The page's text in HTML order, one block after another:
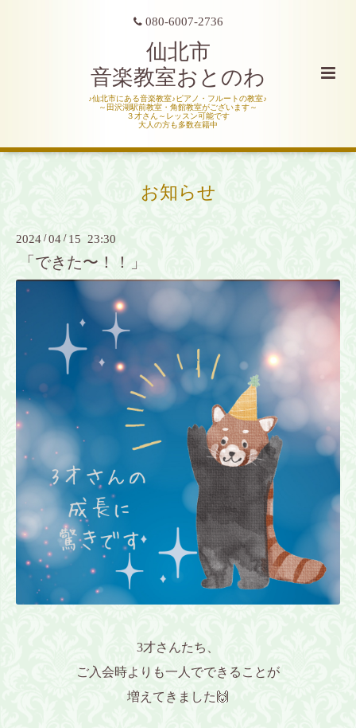
080-6007-2736
仙北市
音楽教室おとのわ
♪仙北市にある音楽教室♪ピアノ・フルートの教室♪
～田沢湖駅前教室・角館教室がございます～
３才さん～レッスン可能です
大人の方も多数在籍中
お知らせ
2024 /04 / 15 23:30
「できた〜！！」
3才さんたち、
ご入会時よりも一人でできることが
増えてきました🙌